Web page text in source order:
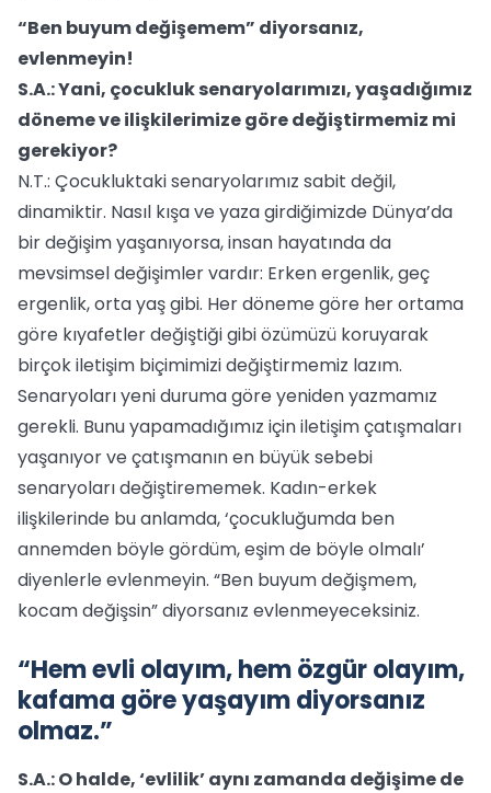
“Ben buyum değişemem” diyorsanız,
evlenmeyin!
S.A.: Yani, çocukluk senaryolarımızı, yaşadığımız
döneme ve ilişkilerimize göre değiştirmemiz mi
gerekiyor?
N.T.: Çocukluktaki senaryolarımız sabit değil,
dinamiktir. Nasıl kışa ve yaza girdiğimizde Dünya’da
bir değişim yaşanıyorsa, insan hayatında da
mevsimsel değişimler vardır: Erken ergenlik, geç
ergenlik, orta yaş gibi. Her döneme göre her ortama
göre kıyafetler değiştiği gibi özümüzü koruyarak
birçok iletişim biçimimizi değiştirmemiz lazım.
Senaryoları yeni duruma göre yeniden yazmamız
gerekli. Bunu yapamadığımız için iletişim çatışmaları
yaşanıyor ve çatışmanın en büyük sebebi
senaryoları değiştirememek. Kadın-erkek
ilişkilerinde bu anlamda, ‘çocukluğumda ben
annemden böyle gördüm, eşim de böyle olmalı’
diyenlerle evlenmeyin. “Ben buyum değişmem,
kocam değişsin” diyorsanız evlenmeyeceksiniz.
“Hem evli olayım, hem özgür olayım,
kafama göre yaşayım diyorsanız
olmaz.”
S.A.: O halde, ‘evlilik’ aynı zamanda değişime de